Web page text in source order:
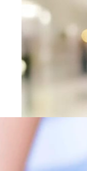
Vill du veta mer om
Vi berättar gärna mer